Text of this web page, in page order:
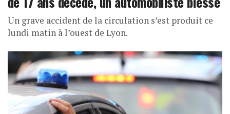
Un grave accident de la circulation s’est produit ce
lundi matin à l’ouest de Lyon.